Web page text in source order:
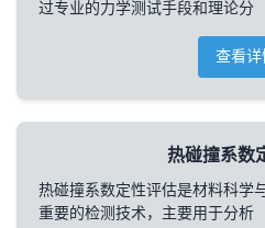
过专业的力学测试手段和理论分
查看详
热碰撞系数
热碰撞系数定性评估是材料科学
重要的检测技术，主要用于分析